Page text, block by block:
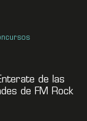
de las
de FM Rock